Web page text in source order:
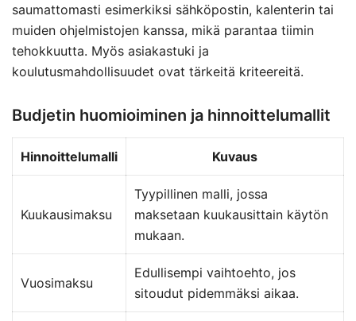
saumattomasti esimerkiksi sähköpostin, kalenterin tai
muiden ohjelmistojen kanssa, mikä parantaa tiimin
tehokkuutta. Myös asiakastuki ja
koulutusmahdollisuudet ovat tärkeitä kriteereitä.
Budjetin huomioiminen ja hinnoittelumallit
Hinnoittelumalli Kuvaus
Kuukausimaksu
Tyypillinen malli, jossa
maksetaan kuukausittain käytön
mukaan.
Vuosimaksu
Edullisempi vaihtoehto, jos
sitoudut pidemmäksi aikaa.